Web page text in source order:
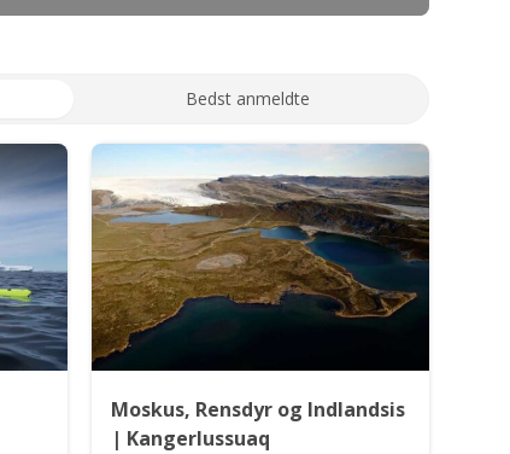
Bedst anmeldte
Moskus, Rensdyr og Indlandsis
| Kangerlussuaq